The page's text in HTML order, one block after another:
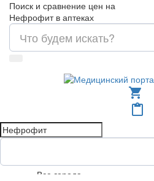
Поиск и сравнение цен на
Нефрофит в аптеках
shopping_cart
content_paste
Все города